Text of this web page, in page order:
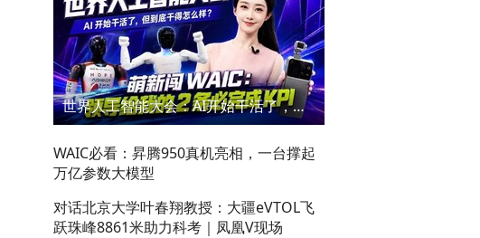
世界人工智能大会：AI开始干活了，但到底干的怎么样？萌新闯WAIC
WAIC必看：昇腾950真机亮相，一台撑起
万亿参数大模型
对话北京大学叶春翔教授：大疆eVTOL飞
跃珠峰8861米助力科考｜凤凰V现场